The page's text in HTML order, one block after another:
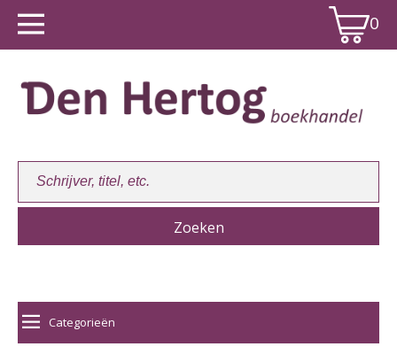
0
Winkelwagen:0
Categorieën